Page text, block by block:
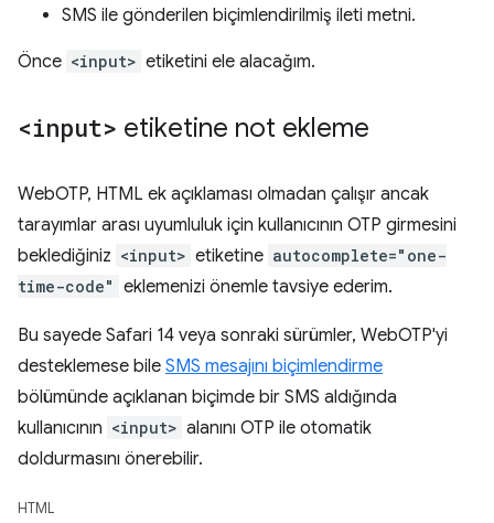
SMS ile gönderilen biçimlendirilmiş ileti metni.
Önce <input> etiketini ele alacağım.
<input> etiketine not ekleme
WebOTP, HTML ek açıklaması olmadan çalışır ancak
tarayımlar arası uyumluluk için kullanıcının OTP girmesini
beklediğiniz <input> etiketine autocomplete="one-
time-code" eklemenizi önemle tavsiye ederim.
Bu sayede Safari 14 veya sonraki sürümler, WebOTP'yi
desteklemese bile SMS mesajını biçimlendirme
bölümünde açıklanan biçimde bir SMS aldığında
kullanıcının <input> alanını OTP ile otomatik
doldurmasını önerebilir.
HTML